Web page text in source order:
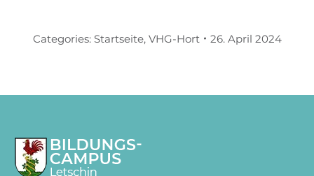
Categories: Startseite, VHG-Hort 26. April 2024